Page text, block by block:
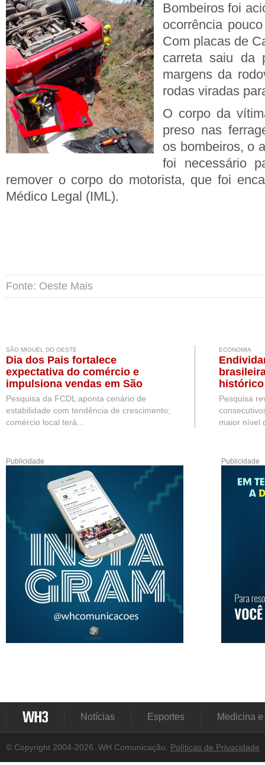
Bombeiros foi
ocorrência
Com placas de
carreta saiu da
margens da
rodas viradas
O corpo da
preso nas
os bombeiros, o
foi necessário
remover o corpo do motorista, que foi
Médico Legal (IML).
Fonte: Oeste Mais
SÃO MIGUEL DO OESTE
Dia dos Pais fortalece
expectativa do comércio e
impulsiona vendas em São
Miguel do Oeste
Pesquisa da FCDL aponta cenário de
estabilidade com tendência de crescimento;
comércio local terá...
ECONOMIA
CNC
Pesquisa
maior nível
Publicidade Publicidade
Notícias Esportes Medicina
© Copyright 2004-2026. WH Comunicação. Políticas de Privacidade